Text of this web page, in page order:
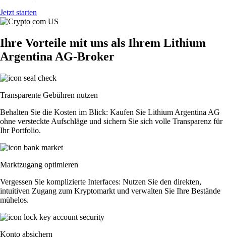
Jetzt starten
Ihre Vorteile mit uns als Ihrem Lithium
Argentina AG-Broker
Transparente Gebühren nutzen
Behalten Sie die Kosten im Blick: Kaufen Sie Lithium Argentina AG
ohne versteckte Aufschläge und sichern Sie sich volle Transparenz für
Ihr Portfolio.
Marktzugang optimieren
Vergessen Sie komplizierte Interfaces: Nutzen Sie den direkten,
intuitiven Zugang zum Kryptomarkt und verwalten Sie Ihre Bestände
mühelos.
Konto absichern